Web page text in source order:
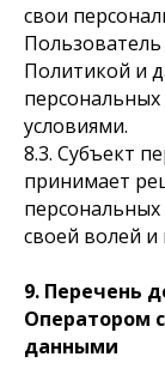
свои
Пользователь
Политикой и
персональных
условиями.
8.3. Субъект
принимает
персональных
своей волей и
9. Перечень
Оператором
данными